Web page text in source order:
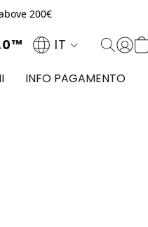
200€
IT
INFO PAGAMENTO